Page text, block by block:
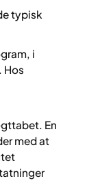
typisk
i
Hos
En
med at